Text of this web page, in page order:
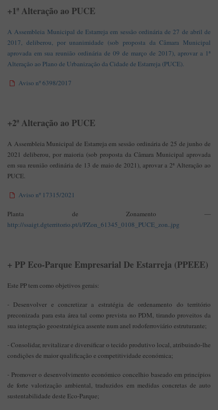
+1ª Alteração ao PUCE
A Assembleia Municipal de Estarreja em sessão ordinária de 27 de abril de
2017, deliberou, por unanimidade (sob proposta da Câmara Municipal
aprovada em sua reunião ordinária de 09 de março de 2017), aprovar a 1ª
Alteração ao Plano de Urbanização da Cidade de Estarreja (PUCE).
Aviso nº 6398/2017
+2ª Alteração ao PUCE
A Assembleia Municipal de Estarreja em sessão ordinária de 25 de junho de
2021 deliberou, por maioria (sob proposta da Câmara Municipal aprovada
em sua reunião ordinária de 13 de maio de 2021), aprovar a 2ª Alteração ao
PUCE.
Aviso nº 17315/2021
Planta de Zonamento —
http://ssaigt.dgterritorio.pt/i/PZon_61345_0108_PUCE_zon..jpg
+ PP Eco-Parque Empresarial De Estarreja (PPEEE)
Este PP tem como objetivos gerais:
- Desenvolver e concretizar a estratégia de ordenamento do território
preconizada para esta área tal como prevista no PDM, tirando proveitos da
sua integração geoestratégica assente num anel rodoferroviário estruturante;
- Consolidar, revitalizar e diversificar o tecido produtivo local, atribuindo-lhe
condições de maior qualificação e competitividade económica;
- Promover o desenvolvimento económico concelhio baseado em princípios
de forte valorização ambiental, traduzidos em medidas concretas de auto
sustentabilidade deste Eco-Parque;